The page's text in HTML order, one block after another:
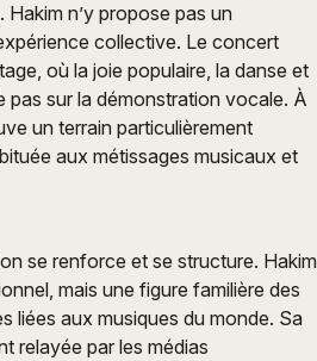
n’y propose pas un
collective. Le concert
où la joie populaire, la danse et
pas sur la démonstration vocale. À
un terrain particulièrement
aux métissages musicaux et
se renforce et se structure. Hakim
mais une figure familière des
liées aux musiques du monde. Sa
relayée par les médias